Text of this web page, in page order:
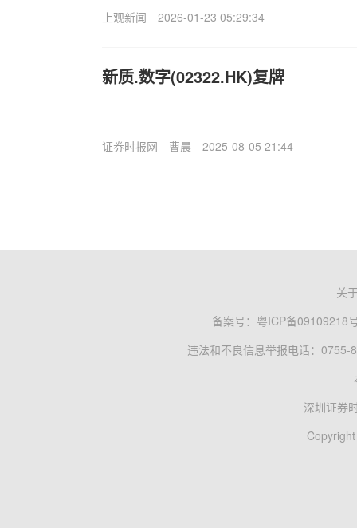
上观新闻 2026-01-23 05:29:34
新质.数字(02322.HK)复牌
证券时报网 曹晨 2025-08-05 21:44
关
备案号： 粤ICP备09109218
违法和不良信息举报电话：0755-
深圳证券